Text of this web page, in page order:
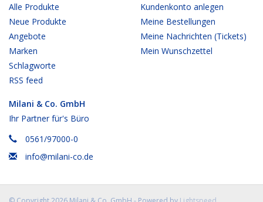
Alle Produkte
Neue Produkte
Angebote
Marken
Schlagworte
RSS feed
Kundenkonto anlegen
Meine Bestellungen
Meine Nachrichten (Tickets)
Mein Wunschzettel
Milani & Co. GmbH
Ihr Partner für's Büro
0561/97000-0
info@milani-co.de